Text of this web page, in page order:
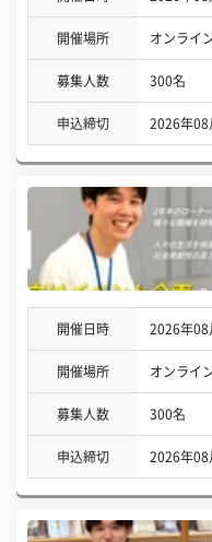
開催場所 オンライ
募集人数 300名
申込締切 2026年08
開催日時 2026年08
開催場所 オンライ
募集人数 300名
申込締切 2026年08